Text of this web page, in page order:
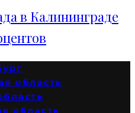
в Калининграде
область
область